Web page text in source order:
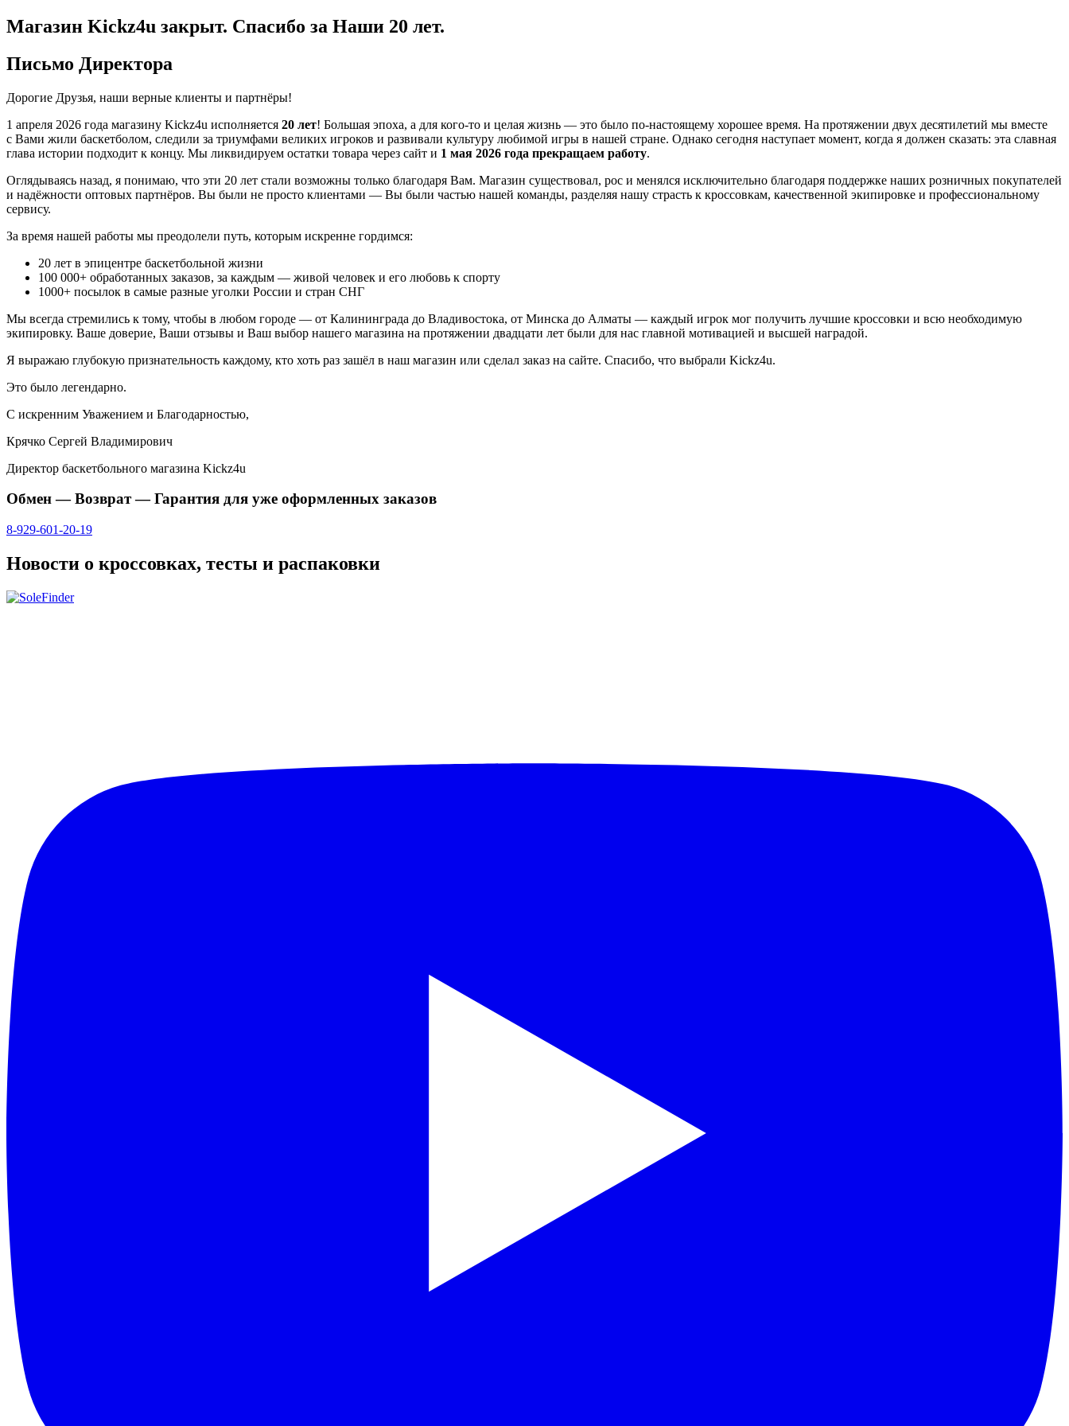
Магазин Kickz4u закрыт. Спасибо за Наши 20 лет.
Письмо Директора
Дорогие Друзья, наши верные клиенты и партнёры!
1 апреля 2026 года магазину Kickz4u исполняется 20 лет! Большая эпоха, а для кого-то и целая жизнь — это было по-настоящему хорошее время. На протяжении двух десятилетий мы вместе
с Вами жили баскетболом, следили за триумфами великих игроков и развивали культуру любимой игры в нашей стране. Однако сегодня наступает момент, когда я должен сказать: эта славная
глава истории подходит к концу. Мы ликвидируем остатки товара через сайт и 1 мая 2026 года прекращаем работу.
Оглядываясь назад, я понимаю, что эти 20 лет стали возможны только благодаря Вам. Магазин существовал, рос и менялся исключительно благодаря поддержке наших розничных покупателей
и надёжности оптовых партнёров. Вы были не просто клиентами — Вы были частью нашей команды, разделяя нашу страсть к кроссовкам, качественной экипировке и профессиональному
сервису.
За время нашей работы мы преодолели путь, которым искренне гордимся:
20 лет в эпицентре баскетбольной жизни
100 000+ обработанных заказов, за каждым — живой человек и его любовь к спорту
1000+ посылок в самые разные уголки России и стран СНГ
Мы всегда стремились к тому, чтобы в любом городе — от Калининграда до Владивостока, от Минска до Алматы — каждый игрок мог получить лучшие кроссовки и всю необходимую
экипировку. Ваше доверие, Ваши отзывы и Ваш выбор нашего магазина на протяжении двадцати лет были для нас главной мотивацией и высшей наградой.
Я выражаю глубокую признательность каждому, кто хоть раз зашёл в наш магазин или сделал заказ на сайте. Спасибо, что выбрали Kickz4u.
Это было легендарно.
С искренним Уважением и Благодарностью,
Крячко Сергей Владимирович
Директор баскетбольного магазина Kickz4u
Обмен — Возврат — Гарантия для уже оформленных заказов
8-929-601-20-19
Новости о кроссовках, тесты и распаковки